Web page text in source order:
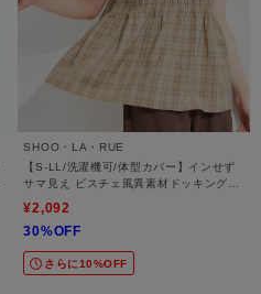
SHOO・LA・RUE
【S-LL/洗濯機可/体型カバー】インせず
サマ見え ビスチェ風異素材ドッキングT
シャツ
¥2,092
30%OFF
さらに10%OFF